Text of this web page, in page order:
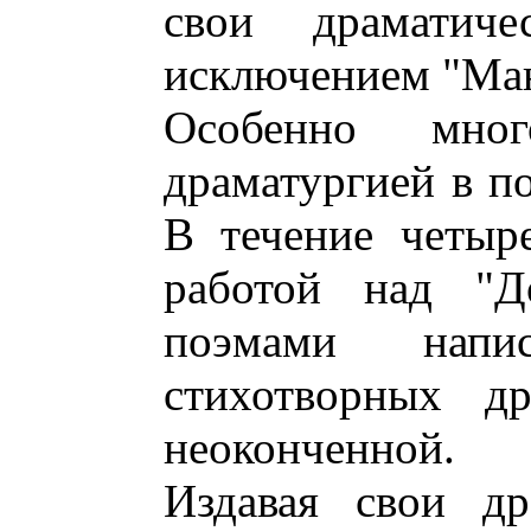
свои
исключением
Особенно
драматургией в
В течение
работой над
поэмами
стихотворных
неоконченной.
Издавая свои